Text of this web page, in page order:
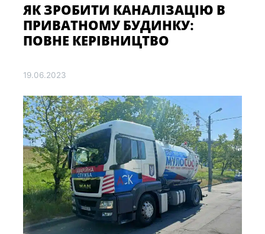
ЯК ЗРОБИТИ КАНАЛІЗАЦІЮ В
ПРИВАТНОМУ БУДИНКУ:
ПОВНЕ КЕРІВНИЦТВО
19.06.2023